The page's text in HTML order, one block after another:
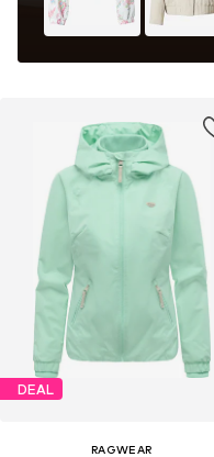
DEAL
RAGWEAR